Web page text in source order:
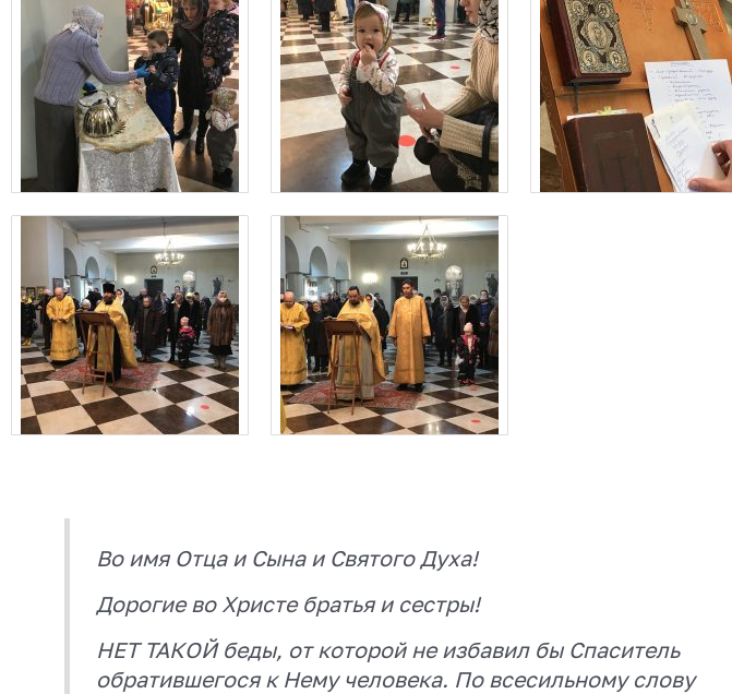
Во имя Отца и Сына и Святого Духа!
Дорогие во Христе братья и сестры!
НЕТ ТАКОЙ беды, от которой не избавил бы Спаситель
обратившегося к Нему человека. По всесильному слову